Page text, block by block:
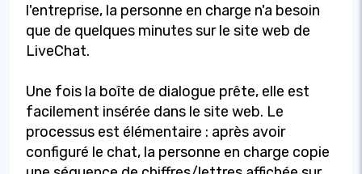
l'entreprise, la personne en charge n'a besoin
que de quelques minutes sur le site web de
LiveChat.
Une fois la boîte de dialogue prête, elle est
facilement insérée dans le site web. Le
processus est élémentaire : après avoir
configuré le chat, la personne en charge copie